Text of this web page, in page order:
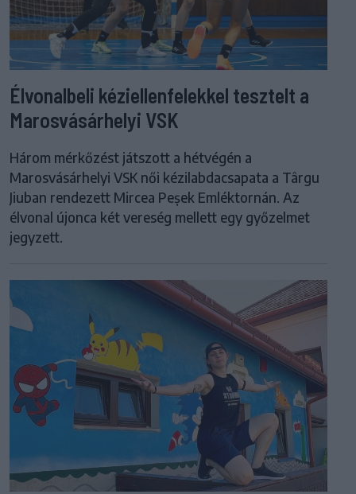
Élvonalbeli kéziellenfelekkel tesztelt a
Marosvásárhelyi VSK
Három mérkőzést játszott a hétvégén a
Marosvásárhelyi VSK női kézilabdacsapata a Târgu
Jiuban rendezett Mircea Peșek Emléktornán. Az
élvonal újonca két vereség mellett egy győzelmet
jegyzett.